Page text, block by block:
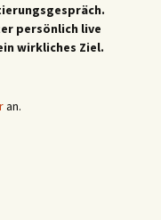
persönlich live
wirkliches Ziel.
an.